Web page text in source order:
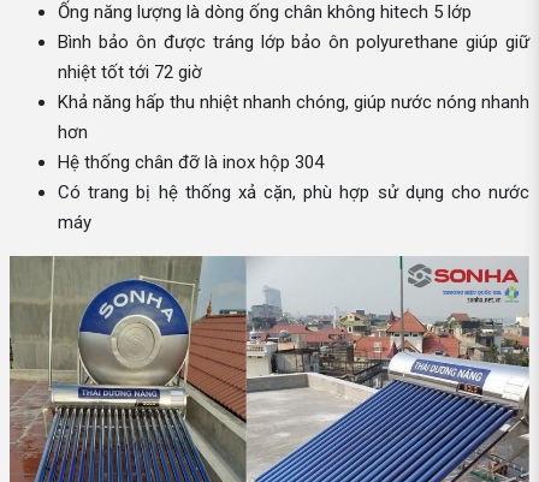
Ống năng lượng là dòng ống chân không hitech 5 lớp
Bình bảo ôn được tráng lớp bảo ôn polyurethane giúp giữ
nhiệt tốt tới 72 giờ
Khả năng hấp thu nhiệt nhanh chóng, giúp nước nóng nhanh
hơn
Hệ thống chân đỡ là inox hộp 304
Có trang bị hệ thống xả cặn, phù hợp sử dụng cho nước
máy